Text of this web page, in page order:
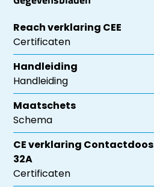
Reach verklaring CEE
Certificaten
Handleiding
Handleiding
Maatschets
Schema
CE verklaring Contactdoos
32A
Certificaten